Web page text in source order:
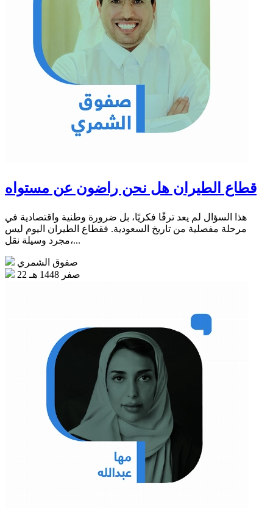
قطاع الطيران هل نحن راضون عن مستواه
هذا السؤال لم يعد ترفًا فكريًا، بل ضرورة وطنية واقتصادية في
مرحلة مفصلية من تاريخ السعودية. فقطاع الطيران اليوم ليس
مجرد وسيلة نقل،...
صفوق الشمري
22 صفر 1448 هـ